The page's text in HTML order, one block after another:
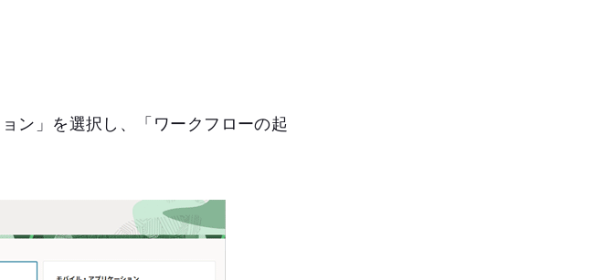
ン」を選択し、「ワークフローの起